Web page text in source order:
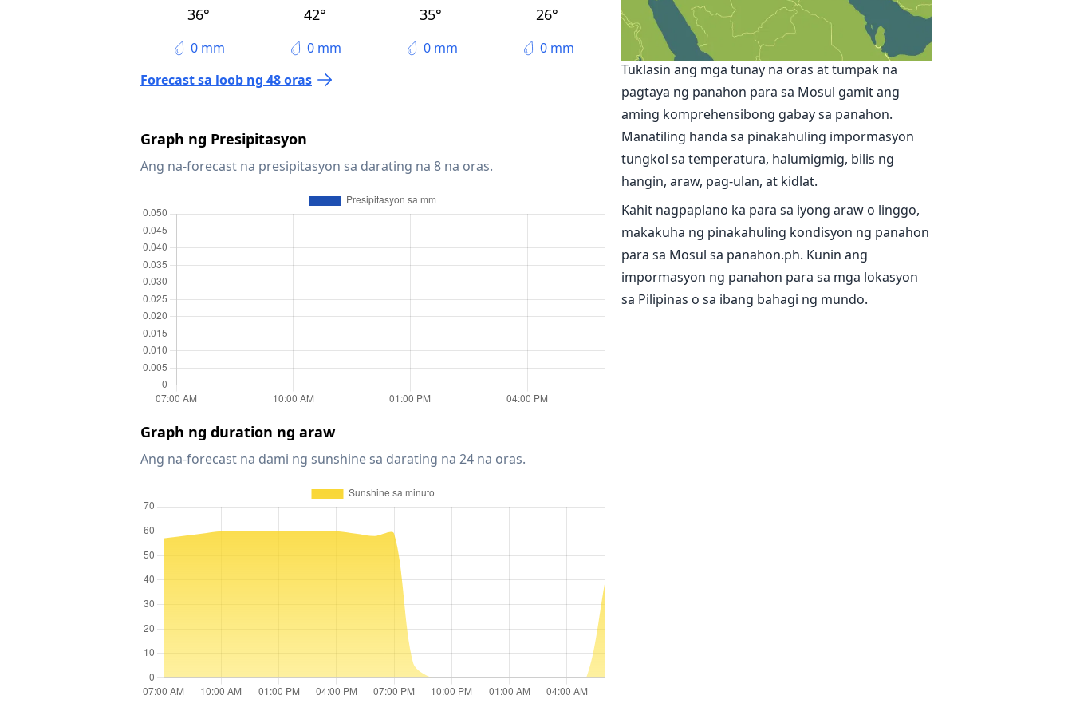
36°
0 mm
42°
0 mm
35°
0 mm
26°
0 mm
Forecast sa loob ng 48 oras
Graph ng Presipitasyon
Ang na-forecast na presipitasyon sa darating na 8 na oras.
Graph ng duration ng araw
Ang na-forecast na dami ng sunshine sa darating na 24 na oras.
Ang lagay ng panahon sa Mosul
Tuklasin ang mga tunay na oras at tumpak na
pagtaya ng panahon para sa Mosul gamit ang
aming komprehensibong gabay sa panahon.
Manatiling handa sa pinakahuling impormasyon
tungkol sa temperatura, halumigmig, bilis ng
hangin, araw, pag-ulan, at kidlat.
Kahit nagpaplano ka para sa iyong araw o linggo,
makakuha ng pinakahuling kondisyon ng panahon
para sa Mosul sa panahon.ph. Kunin ang
impormasyon ng panahon para sa mga lokasyon
sa Pilipinas o sa ibang bahagi ng mundo.